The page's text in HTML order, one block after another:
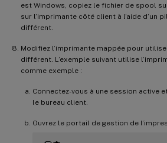
est Windows, copiez le fichier de spool
sur l’imprimante côté client à l’aide d’un
différent.
Modifiez l’imprimante mappée pour
différent. L’exemple suivant utilise
comme exemple :
Connectez-vous à une session active
le bureau client.
Ouvrez le portail de gestion de